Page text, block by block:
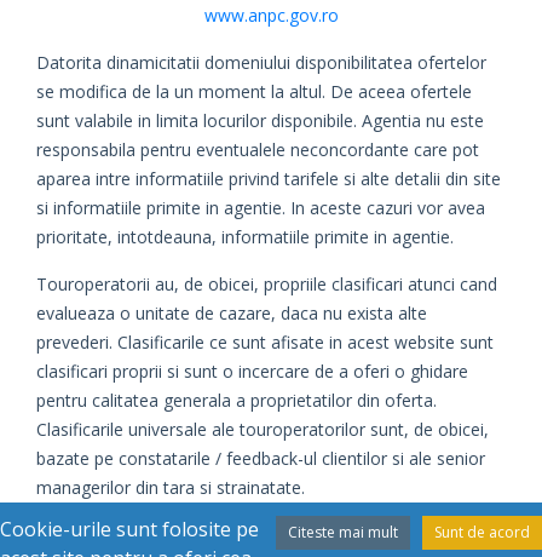
www.anpc.gov.ro
Datorita dinamicitatii domeniului disponibilitatea ofertelor
se modifica de la un moment la altul. De aceea ofertele
sunt valabile in limita locurilor disponibile. Agentia nu este
responsabila pentru eventualele neconcordante care pot
aparea intre informatiile privind tarifele si alte detalii din site
si informatiile primite in agentie. In aceste cazuri vor avea
prioritate, intotdeauna, informatiile primite in agentie.
Touroperatorii au, de obicei, propriile clasificari atunci cand
evalueaza o unitate de cazare, daca nu exista alte
prevederi. Clasificarile ce sunt afisate in acest website sunt
clasificari proprii si sunt o incercare de a oferi o ghidare
pentru calitatea generala a proprietatilor din oferta.
Clasificarile universale ale touroperatorilor sunt, de obicei,
bazate pe constatarile / feedback-ul clientilor si ale senior
managerilor din tara si strainatate.
Daca este cazul, evaluarile oficiale sunt date de catreSunt de acord
Citeste mai mult
Cookie-urile sunt folosite pe